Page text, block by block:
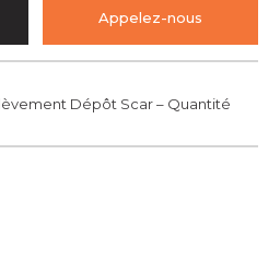
Dépôt Scar – Quantité
Appelez-nous